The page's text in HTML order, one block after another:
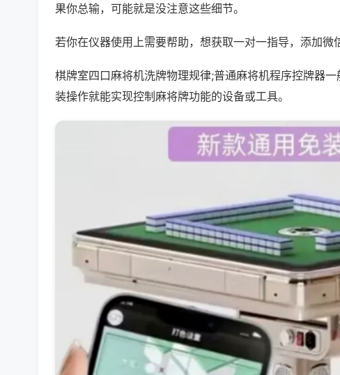
果你总输，可能就是没注意这些细节。
若你在仪器使用上需要帮助，想获取一对一指导，添加微
棋牌室四口麻将机洗牌物理规律;普通麻将机程序控牌器
装操作就能实现控制麻将牌功能的设备或工具。